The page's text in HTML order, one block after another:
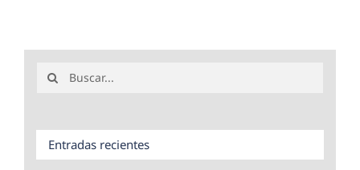
Entradas recientes